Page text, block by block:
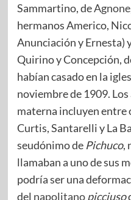
Sammartino, deAgnone
hermanos Americo,
Anunciación y Ernesta)
Quirino y Concepción,
habían casado en la
noviembre de 1909.
materna incluyen entre
Curtis, Santarelli y La
seudónimo de Pichuco,
llamaban a uno de sus
podría ser una
del napolitano picciuso